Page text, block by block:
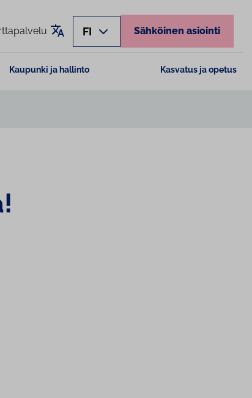
Käännä sivu
FI Sähköinen asiointi
Kaupunki ja hallinto Kasvatus ja opetus